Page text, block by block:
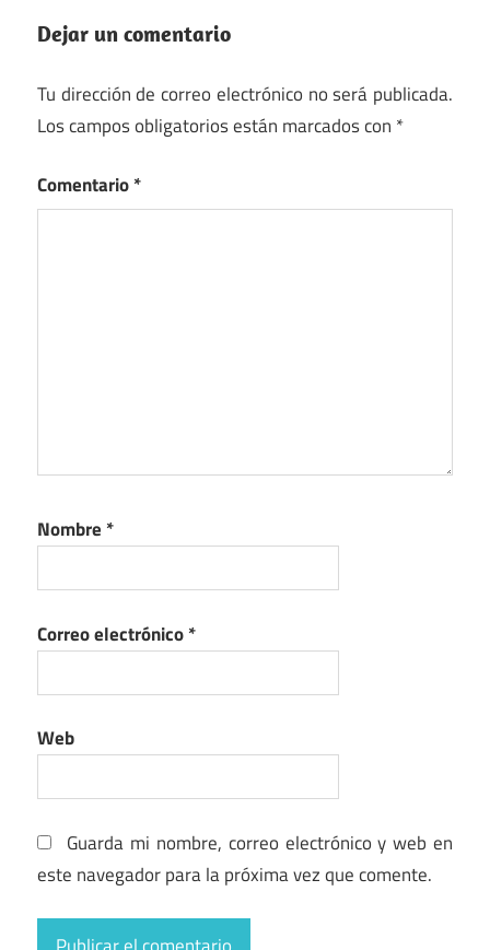
Dejar un comentario
Tu dirección de correo electrónico no será publicada.
Los campos obligatorios están marcados con *
Comentario*
Nombre *
Correo electrónico*
Web
Guarda mi nombre, correo electrónico y web en
este navegador para la próxima vez que comente.